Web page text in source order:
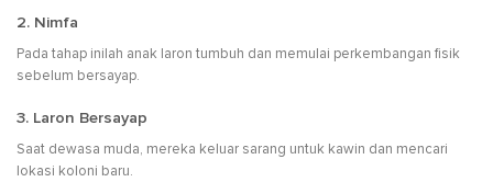
2. Nimfa
Pada tahap inilah anak laron tumbuh dan memulai perkembangan fisik
sebelum bersayap.
3. Laron Bersayap
Saat dewasa muda, mereka keluar sarang untuk kawin dan mencari
lokasi koloni baru.